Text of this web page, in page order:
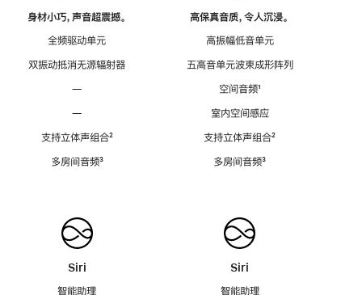
身材小巧，声音超震撼。
全频驱动单元
双振动抵消无源辐射器
—
—
支持立体声组合脚
²
多房间音频脚
³
Siri
智能助理
高保真音质，令人沉浸。
高振幅低音单元
五高音单元波束成形阵列
空间音频脚
¹
室内空间感应
支持立体声组合脚
²
多房间音频脚
³
Siri
智能助理